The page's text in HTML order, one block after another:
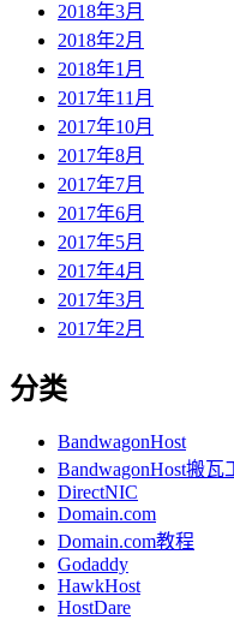
2018年3月
2018年2月
2018年1月
2017年11月
2017年10月
2017年8月
2017年7月
2017年6月
2017年5月
2017年4月
2017年3月
2017年2月
分类
BandwagonHost
BandwagonHost搬瓦
DirectNIC
Domain.com
Domain.com教程
Godaddy
HawkHost
HostDare